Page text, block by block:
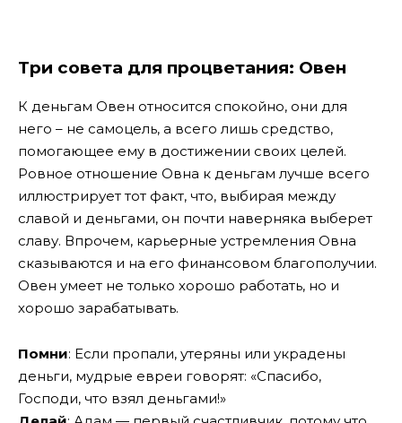
Три совета для процветания: Овен
К деньгам Овен относится спокойно, они для
него – не самоцель, а всего лишь средство,
помогающее ему в достижении своих целей.
Ровное отношение Овна к деньгам лучше всего
иллюстрирует тот факт, что, выбирая между
славой и деньгами, он почти наверняка выберет
славу. Впрочем, карьерные устремления Овна
сказываются и на его финансовом благополучии.
Овен умеет не только хорошо работать, но и
хорошо зарабатывать.
Помни: Если пропали, утеряны или украдены
деньги, мудрые евреи говорят: «Спасибо,
Господи, что взял деньгами!»